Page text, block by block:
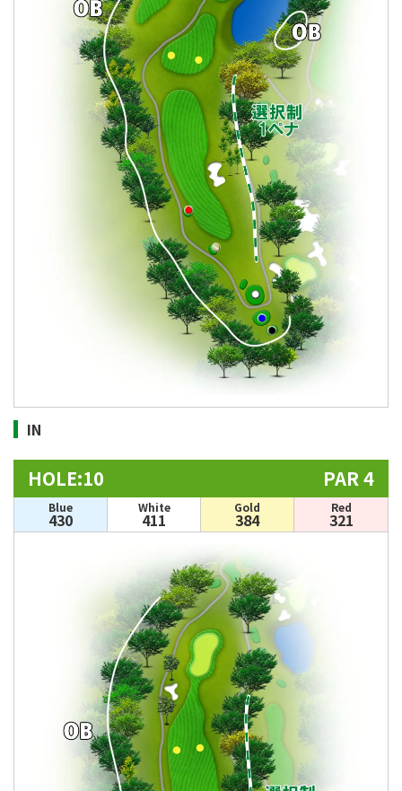
IN
HOLE:10 PAR 4
Blue
430
White
411
Gold
384
Red
321